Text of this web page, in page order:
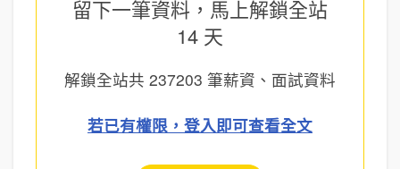
留下一筆資料，馬上解鎖全站
14 天
解鎖全站共 237203 筆薪資、面試資料
若已有權限，登入即可查看全文